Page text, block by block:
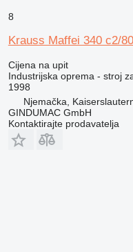
8
Krauss Maffei 340 c2/
Cijena na upit
Industrijska oprema - stroj
1998
Njemačka,
GINDUMAC GmbH
Kontaktirajte prodavatelja